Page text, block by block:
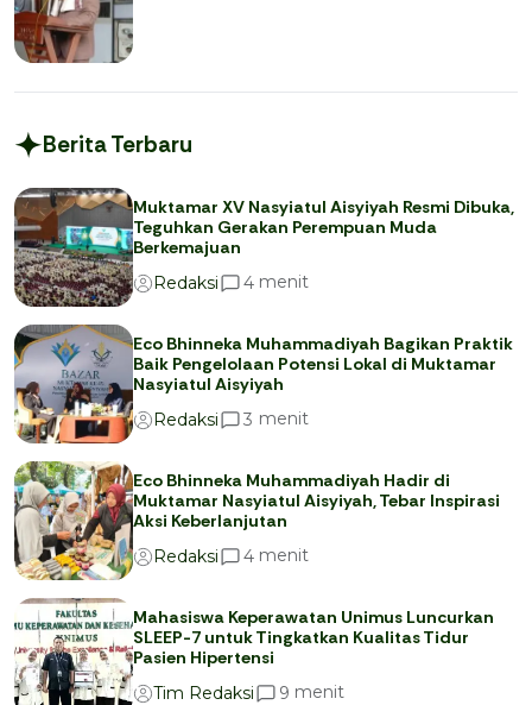
Berita Terbaru
Muktamar XV Nasyiatul Aisyiyah Resmi Dibuka,
Teguhkan Gerakan Perempuan Muda
Berkemajuan
Redaksi
4 menit
Eco Bhinneka Muhammadiyah Bagikan Praktik
Baik Pengelolaan Potensi Lokal di Muktamar
Nasyiatul Aisyiyah
Redaksi
3 menit
Eco Bhinneka Muhammadiyah Hadir di
Muktamar Nasyiatul Aisyiyah, Tebar Inspirasi
Aksi Keberlanjutan
Redaksi
4 menit
Mahasiswa Keperawatan Unimus Luncurkan
SLEEP-7 untuk Tingkatkan Kualitas Tidur
Pasien Hipertensi
Tim Redaksi
9 menit